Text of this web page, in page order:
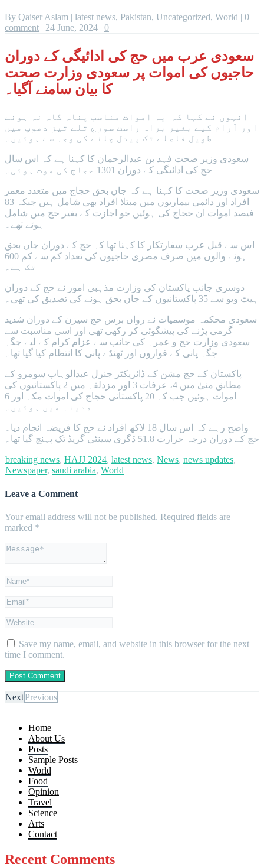
By Qaiser Aslam | latest news, Pakistan, Uncategorized, World | 0
comment | 24 June, 2024 | 0
سعودی عرب میں حج کی ادائیگی کے دوران
حاجیوں کی اموات پر سعودی وزارت صحت
کا بیان سامنے آگیا۔
انہوں نے کہا کہ یہ اموات مناسب پناہ گاہ نہ ہونے
اور آرام کیے بغیر براہ راست سورج تلے تیز دھوپ میں
طویل فاصلے تک پیدل چلنے کی وجہ سے ہوئیں۔
سعودی وزیر صحت فہد بن عبدالرحمان کا کہنا ہے کہ اس سال
حج کی ادائیگی کے دوران 1301 حجاج کی موت ہوئی۔
سعودی وزیر صحت کا کہنا ہے کہ جاں بحق حجاج میں متعدد معمر
افراد اور دائمی بیماریوں میں مبتلا افراد بھی شامل ہیں جبکہ 83
فیصد اموات ان حجاج کی ہوئیں جو اجازت کے بغیر حج میں شامل
ہوئے تھے۔
اس سے قبل عرب سفارتکار کا کہنا تھا کہ حج کے دوران جاں بحق
ہونے والوں میں صرف مصری حاجیوں کی تعداد کم سے کم 600
تک ہے۔
دوسری جانب پاکستان کی وزارت مذہبی امور نے حج کے دوران
ہیٹ ویو سے 35 پاکستانیوں کے جاں بحق ہونے کی تصدیق کی تھی۔
سعودی محکمہ موسمیات نے رواں برس حج سیزن کے دوران شدید
گرمی پڑنے کی پیشگوئی کر رکھی تھی اور اسی مناسبت سے
سعودی وزارت حج و عمرہ کی جانب سے عزام کرام کے لیے جگہ
جگہ پانی کے فواروں اور ٹھنڈے پانی کا انتظام کیا گیا تھا۔
پاکستان کے حج مشن کے ڈائریکٹر جنرل عبدالوہاب سومرو کے
مطابق منیٰ میں 4، عرفات 3 اور مزدلفہ میں 2 پاکستانیوں کی
اموات ہوئیں جب کہ 20 پاکستانی حجاج کی اموات مکہ اور 6
مدینہ میں ہوئیں۔
واضح رہے کہ اس سال 18 لاکھ افراد نے حج کا فریضہ انجام دیا۔
حج کے دوران درجہ حرارت 51.8 ڈگری سینٹی گریڈ تک پہنچ گیا تھا۔
breaking news, HAJJ 2024, latest news, News, news updates,
Newspaper, saudi arabia, World
Leave a Comment
Your email address will not be published. Required fields are
marked *
Save my name, email, and website in this browser for the next
time I comment.
NextPrevious
Home
About Us
Posts
Sample Posts
World
Food
Opinion
Travel
Science
Arts
Contact
Recent Comments